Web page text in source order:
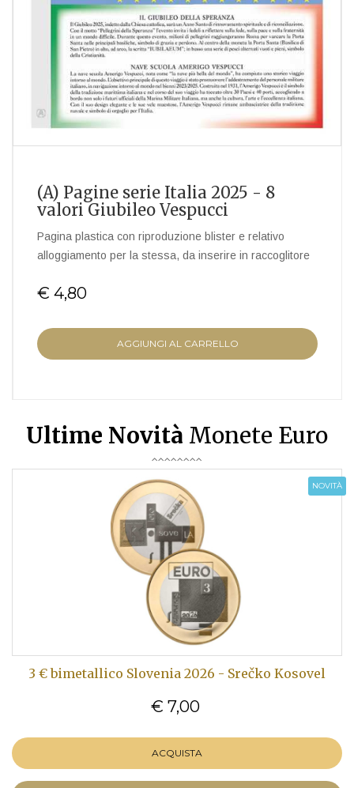
(A) Pagine serie Italia 2025 - 8
valori Giubileo Vespucci
Pagina plastica con riproduzione blister e relativo
alloggiamento per la stessa, da inserire in raccoglitore
€ 4,80
AGGIUNGI AL CARRELLO
Ultime Novità Monete Euro
NOVITÀ
3 € bimetallico Slovenia 2026 - Srečko Kosovel
€ 7,00
ACQUISTA